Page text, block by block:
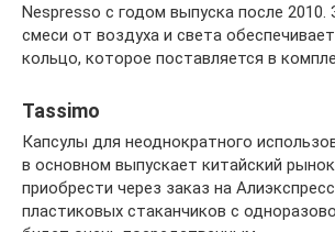
Nespresso с годом выпуска после
смеси от воздуха и света
кольцо, которое поставляется в
Tassimo
Капсулы для неоднократного
в основном выпускает китайский
приобрести через заказ на
пластиковых стаканчиков с